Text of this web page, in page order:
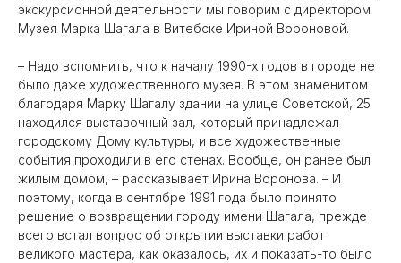
экскурсионной деятельности мы говорим с директором
Музея Марка Шагала в Витебске Ириной Вороновой.
– Надо вспомнить, что к началу 1990-х годов в городе не
было даже художественного музея. В этом знаменитом
благодаря Марку Шагалу здании на улице Советской, 25
находился выставочный зал, который принадлежал
городскому Дому культуры, и все художественные
события проходили в его стенах. Вообще, он ранее был
жилым домом, – рассказывает Ирина Воронова. – И
поэтому, когда в сентябре 1991 года было принято
решение о возвращении городу имени Шагала, прежде
всего встал вопрос об открытии выставки работ
великого мастера, как оказалось, их и показать-то было